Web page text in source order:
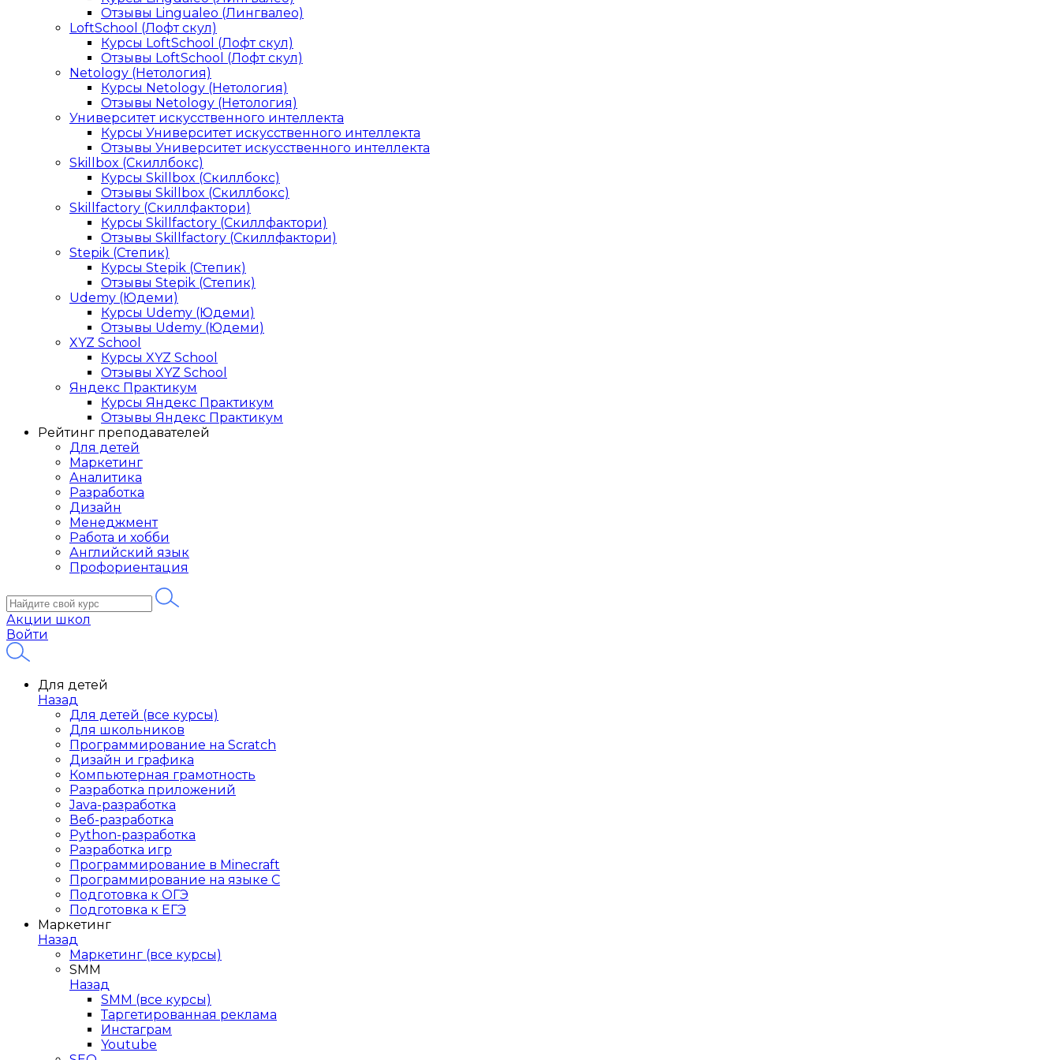
Отзывы Lingualeo (Лингвалео)
LoftSchool (Лофт скул)
Курсы LoftSchool (Лофт скул)
Отзывы LoftSchool (Лофт скул)
Netology (Нетология)
Курсы Netology (Нетология)
Отзывы Netology (Нетология)
Университет искусственного интеллекта
Курсы Университет искусственного интеллекта
Отзывы Университет искусственного интеллекта
Skillbox (Скиллбокс)
Курсы Skillbox (Скиллбокс)
Отзывы Skillbox (Скиллбокс)
Skillfactory (Скиллфактори)
Курсы Skillfactory (Скиллфактори)
Отзывы Skillfactory (Скиллфактори)
Stepik (Степик)
Курсы Stepik (Степик)
Отзывы Stepik (Степик)
Udemy (Юдеми)
Курсы Udemy (Юдеми)
Отзывы Udemy (Юдеми)
XYZ School
Курсы XYZ School
Отзывы XYZ School
Яндекс Практикум
Курсы Яндекс Практикум
Отзывы Яндекс Практикум
Рейтинг преподавателей
Для детей
Маркетинг
Аналитика
Разработка
Дизайн
Менеджмент
Работа и хобби
Английский язык
Профориентация
Акции школ
Войти
Для детей
Назад
Для детей (все курсы)
Для школьников
Программирование на Scratch
Дизайн и графика
Компьютерная грамотность
Разработка приложений
Java-разработка
Веб-разработка
Python-разработка
Разработка игр
Программирование в Minecraft
Программирование на языке C
Подготовка к ОГЭ
Подготовка к ЕГЭ
Маркетинг
Назад
Маркетинг (все курсы)
SMM
Назад
SMM (все курсы)
Таргетированная реклама
Инстаграм
Youtube